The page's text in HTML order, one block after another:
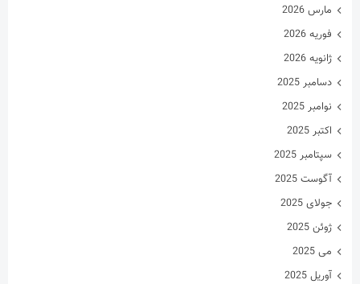
مارس 2026
فوریه 2026
ژانویه 2026
دسامبر 2025
نوامبر 2025
اکتبر 2025
سپتامبر 2025
آگوست 2025
جولای 2025
ژوئن 2025
می 2025
آوریل 2025